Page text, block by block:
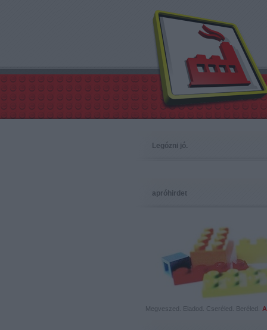
Legózni jó.
apróhirdet
Megveszed. Eladod. Cseréled. Beréled.